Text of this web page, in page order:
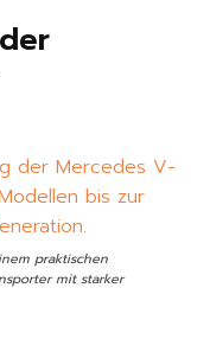
praktischen
mit starker